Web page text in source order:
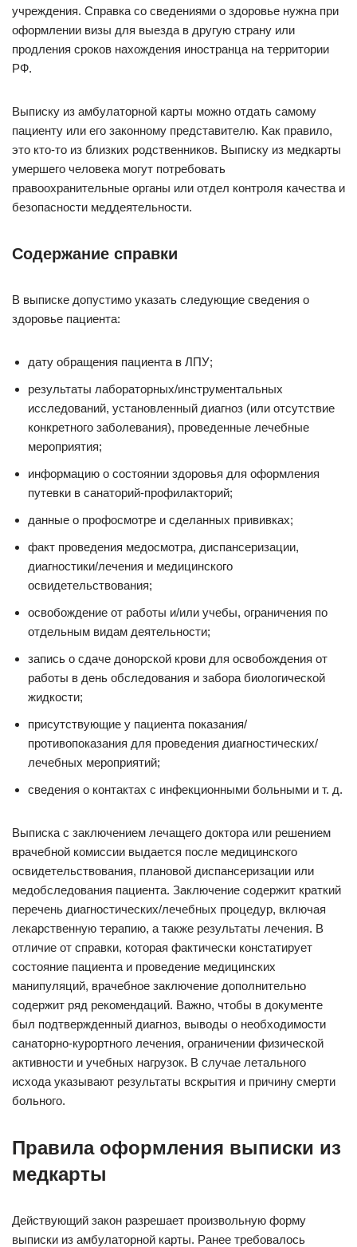
учреждения. Справка со сведениями о здоровье нужна при
оформлении визы для выезда в другую страну или
продления сроков нахождения иностранца на территории
РФ.
Выписку из амбулаторной карты можно отдать самому
пациенту или его законному представителю. Как правило,
это кто-то из близких родственников. Выписку из медкарты
умершего человека могут потребовать
правоохранительные органы или отдел контроля качества и
безопасности меддеятельности.
Содержание справки
В выписке допустимо указать следующие сведения о
здоровье пациента:
дату обращения пациента в ЛПУ;
результаты лабораторных/инструментальных
исследований, установленный диагноз (или отсутствие
конкретного заболевания), проведенные лечебные
мероприятия;
информацию о состоянии здоровья для оформления
путевки в санаторий-профилакторий;
данные о профосмотре и сделанных прививках;
факт проведения медосмотра, диспансеризации,
диагностики/лечения и медицинского
освидетельствования;
освобождение от работы и/или учебы, ограничения по
отдельным видам деятельности;
запись о сдаче донорской крови для освобождения от
работы в день обследования и забора биологической
жидкости;
присутствующие у пациента показания/
противопоказания для проведения диагностических/
лечебных мероприятий;
сведения о контактах с инфекционными больными и т. д.
Выписка с заключением лечащего доктора или решением
врачебной комиссии выдается после медицинского
освидетельствования, плановой диспансеризации или
медобследования пациента. Заключение содержит краткий
перечень диагностических/лечебных процедур, включая
лекарственную терапию, а также результаты лечения. В
отличие от справки, которая фактически констатирует
состояние пациента и проведение медицинских
манипуляций, врачебное заключение дополнительно
содержит ряд рекомендаций. Важно, чтобы в документе
был подтвержденный диагноз, выводы о необходимости
санаторно-курортного лечения, ограничении физической
активности и учебных нагрузок. В случае летального
исхода указывают результаты вскрытия и причину смерти
больного.
Правила оформления выписки из
медкарты
Действующий закон разрешает произвольную форму
выписки из амбулаторной карты. Ранее требовалось